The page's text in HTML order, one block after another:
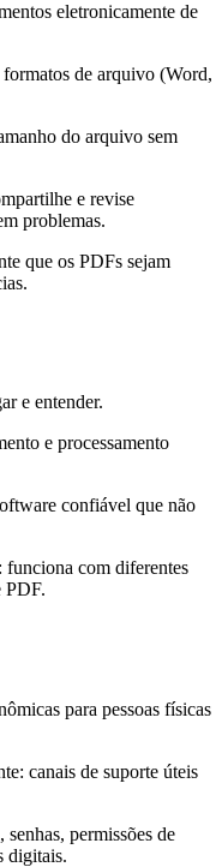
eletronicamente de
de arquivo (Word,
do arquivo sem
e revise
problemas.
que os PDFs sejam
e entender.
e processamento
confiável que não
funciona com diferentes
PDF.
para pessoas físicas
canais de suporte úteis
permissões de
digitais.